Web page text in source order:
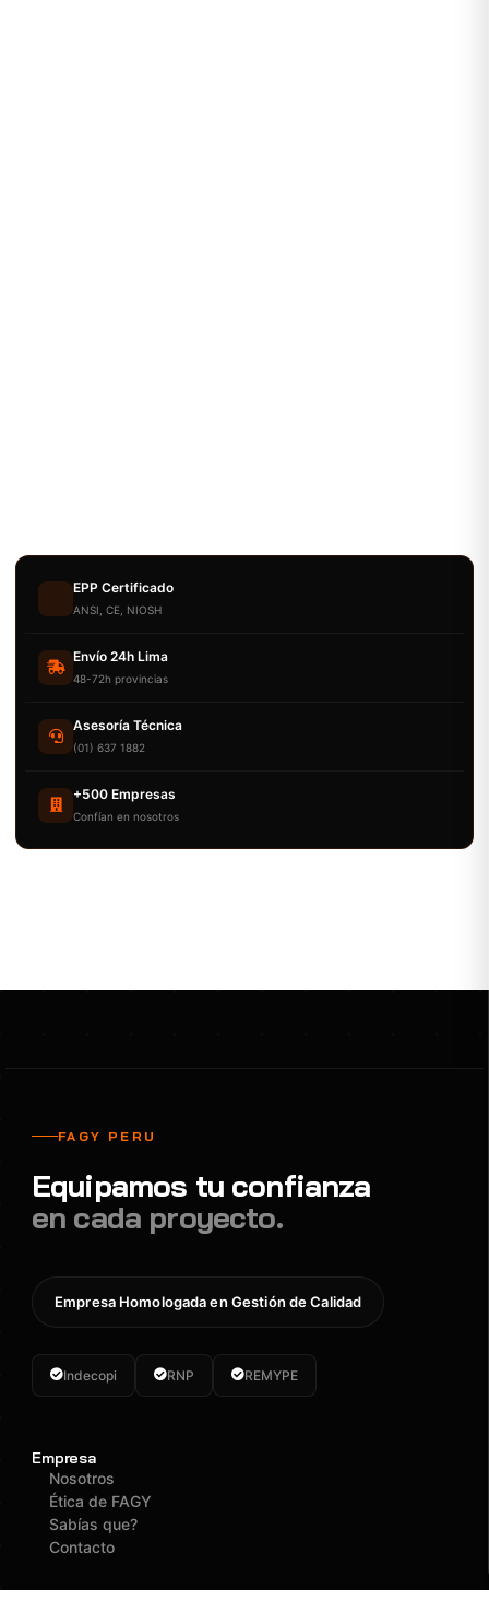
EPP Certificado
ANSI, CE, NIOSH
Envío 24h Lima
48-72h provincias
Asesoría Técnica
(01) 637 1882
+500 Empresas
Confían en nosotros
FAGY PERU
Equipamos tu confianza
en cada proyecto.
Empresa Homologada en Gestión de Calidad
Indecopi RNP REMYPE
Empresa
Nosotros
Ética de FAGY
Sabías que?
Contacto